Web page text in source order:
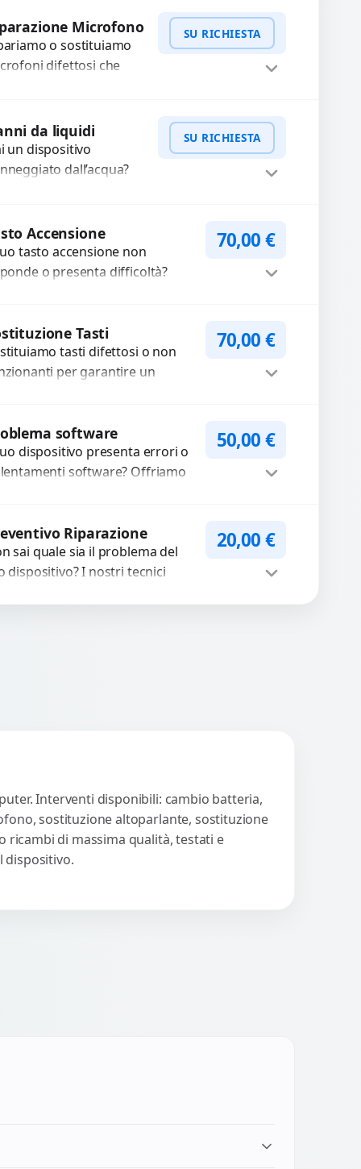
con interventi
e componenti...
WhatsApp
Microfono
o sostituiamo
difettosi che
chiamate. Diagnosi
e ricambi di...
SU RICHIESTA
WhatsApp
da liquidi
un dispositivo
dall’acqua?
rimuovere ossidazioni,
i circuiti e
SU RICHIESTA
Preventivo
Accensione
tasto accensione non
o presenta difficoltà?
utilizzando
di...
70,00€
Tasti
tasti difettosi o non
per garantire un
per...
70,00€
software
dispositivo presenta errori o
software? Offriamo
Risolviamo problemi...
50,00€
Riparazione
sai quale sia il problema del
dispositivo? I nostri tecnici
20,00€
Interventi disponibili: cambio batteria,
sostituzione altoparlante, sostituzione
ricambi di massima qualità, testati e
dispositivo.